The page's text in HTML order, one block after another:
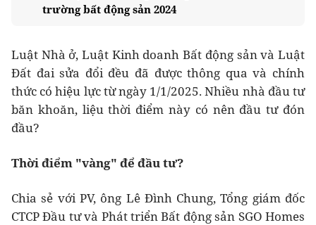
trường bất động sản 2024
Luật Nhà ở, Luật Kinh doanh Bất động sản và Luật
Đất đai sửa đổi đều đã được thông qua và chính
thức có hiệu lực từ ngày 1/1/2025. Nhiều nhà đầu tư
băn khoăn, liệu thời điểm này có nên đầu tư đón
đầu?
Thời điểm "vàng" để đầu tư?
Chia sẻ với PV, ông Lê Đình Chung, Tổng giám đốc
CTCP Đầu tư và Phát triển Bất động sản SGO Homes